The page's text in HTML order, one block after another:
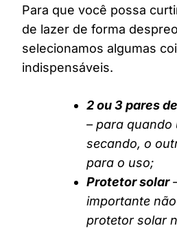
Para que você possa
de lazer de forma
selecionamos algumas
indispensáveis.
2 ou 3 pares
– para quando
secando, o
para o uso;
Protetor solar
importante
protetor solar